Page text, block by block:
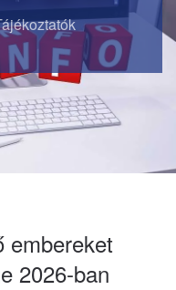
embereket
2026-ban